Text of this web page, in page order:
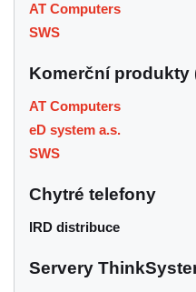
AT Computers
SWS
Komerční produkty
AT Computers
eD system a.s.
SWS
Chytré telefony
IRD distribuce
Servery